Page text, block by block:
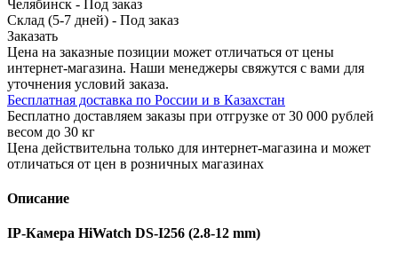
Челябинск - Под заказ
Склад (5-7 дней) - Под заказ
Заказать
Цена на заказные позиции может отличаться от цены
интернет-магазина. Наши менеджеры свяжутся с вами для
уточнения условий заказа.
Бесплатная доставка по России и в Казахстан
Бесплатно доставляем заказы при отгрузке от 30 000 рублей
весом до 30 кг
Цена действительна только для интернет-магазина и может
отличаться от цен в розничных магазинах
Описание
IP-Камера HiWatch DS-I256 (2.8-12 mm)